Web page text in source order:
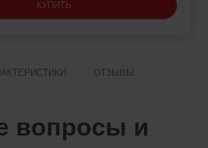
КУПИТЬ
ОТЗЫВЫ
вопросы и